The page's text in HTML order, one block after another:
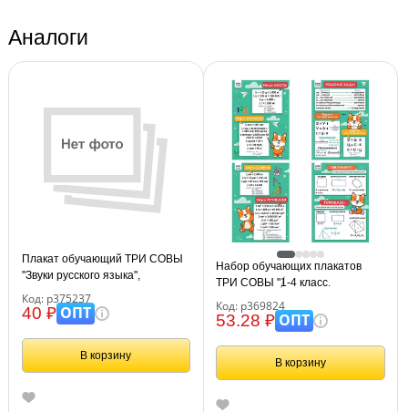
Аналоги
Плакат обучающий ТРИ СОВЫ
"Звуки русского языка",
Код: р375237
40 ₽ОПТ
В корзину
Набор обучающих плакатов
ТРИ СОВЫ "1-4 класс.
Код: р369824
53.28 ₽ОПТ
В корзину